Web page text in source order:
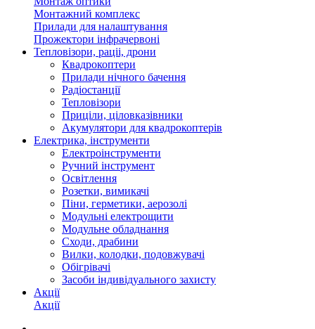
Монтажний комплекс
Прилади для налаштування
Прожектори інфрачервоні
Тепловізори, раціі, дрони
Квадрокоптери
Прилади нічного бачення
Радіостанції
Тепловізори
Приціли, ціловказівники
Акумулятори для квадрокоптерів
Електрика, інструменти
Електроінструменти
Ручний інструмент
Освітлення
Розетки, вимикачі
Піни, герметики, аерозолі
Модульні електрощити
Модульне обладнання
Сходи, драбини
Вилки, колодки, подовжувачі
Обігрівачі
Засоби індивідуального захисту
Акції
Акції